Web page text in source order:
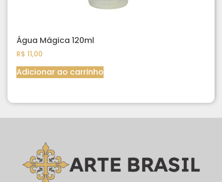
Água Mágica 120ml
R$ 11,00
Adicionar ao carrinho